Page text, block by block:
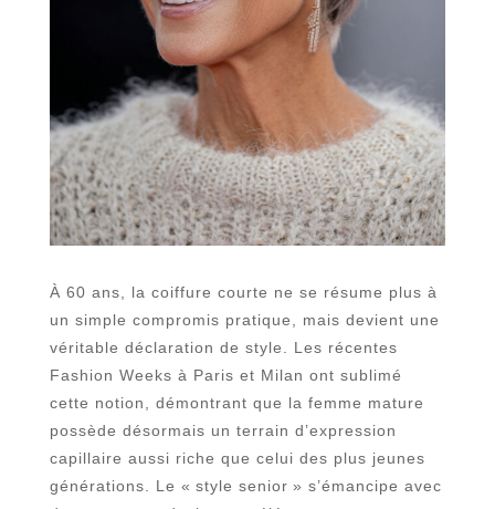
À 60 ans, la coiffure courte ne se résume plus à
un simple compromis pratique, mais devient une
véritable déclaration de style. Les récentes
Fashion Weeks à Paris et Milan ont sublimé
cette notion, démontrant que la femme mature
possède désormais un terrain d’expression
capillaire aussi riche que celui des plus jeunes
générations. Le « style senior » s’émancipe avec